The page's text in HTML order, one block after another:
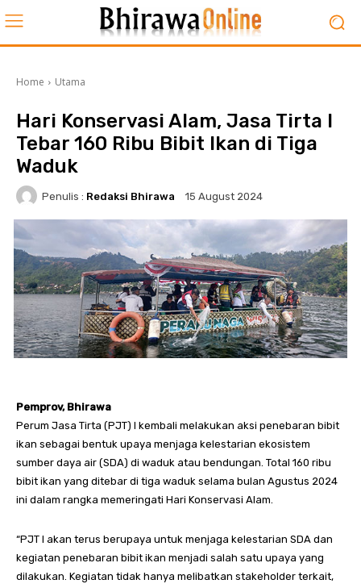
Home Utama
Hari Konservasi Alam, Jasa Tirta I
Tebar 160 Ribu Bibit Ikan di Tiga
Waduk
Penulis : Redaksi Bhirawa 15 August 2024
Pemprov, Bhirawa
Perum Jasa Tirta (PJT) I kembali melakukan aksi penebaran bibit
ikan sebagai bentuk upaya menjaga kelestarian ekosistem
sumber daya air (SDA) di waduk atau bendungan. Total 160 ribu
bibit ikan yang ditebar di tiga waduk selama bulan Agustus 2024
ini dalam rangka memeringati Hari Konservasi Alam.
“PJT I akan terus berupaya untuk menjaga kelestarian SDA dan
kegiatan penebaran bibit ikan menjadi salah satu upaya yang
dilakukan. Kegiatan tidak hanya melibatkan stakeholder terkait,